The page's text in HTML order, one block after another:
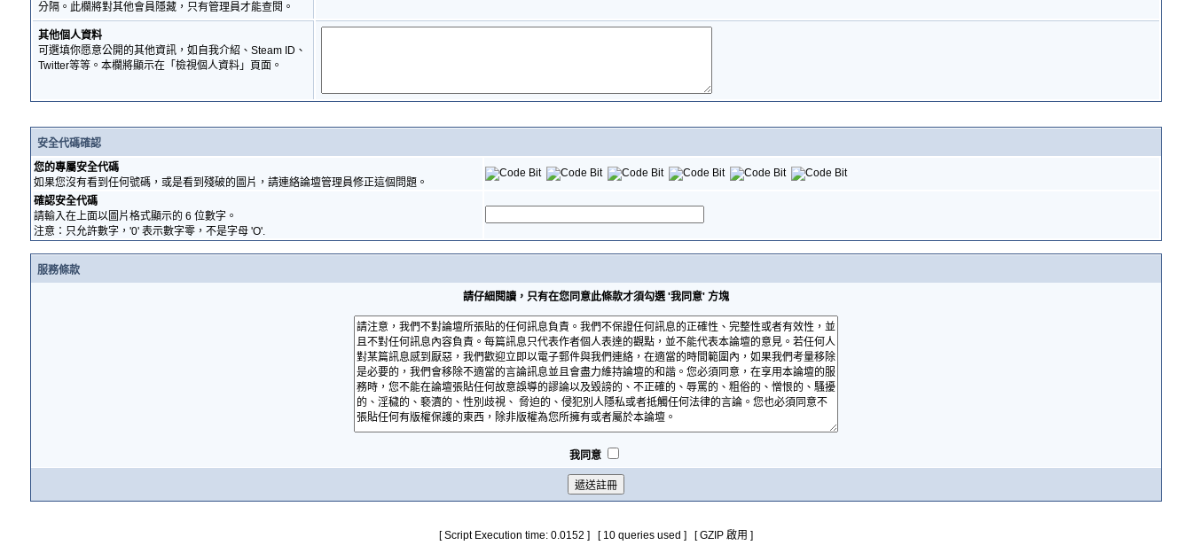
分隔。此欄將對其他會員隱藏，只有管理員才能查閱。
其他個人資料
可選填你愿意公開的其他資訊，如自我介紹、Steam ID、
Twitter等等。本欄將顯示在「檢視個人資料」頁面。
安全代碼確認
您的專屬安全代碼
如果您沒有看到任何號碼，或是看到殘破的圖片，請連絡論壇管理員修正這個問題。
確認安全代碼
請輸入在上面以圖片格式顯示的 6 位數字。
注意：只允許數字，'0' 表示數字零，不是字母 'O'.
服務條款
請仔細閱讀，只有在您同意此條款才須勾選 '我同意' 方塊
我同意
[ Script Execution time: 0.0152 ] [ 10 queries used ] [ GZIP 啟用 ]